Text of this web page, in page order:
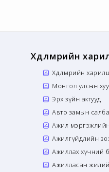
Хөдөлмөрийн
Хөдөлмөрийн
Монгол улсын
Эрх зүйн актууд
Авто замын
Ажил
Ажилгүйдлийн
Ажиллах хүчний
Ажилласан